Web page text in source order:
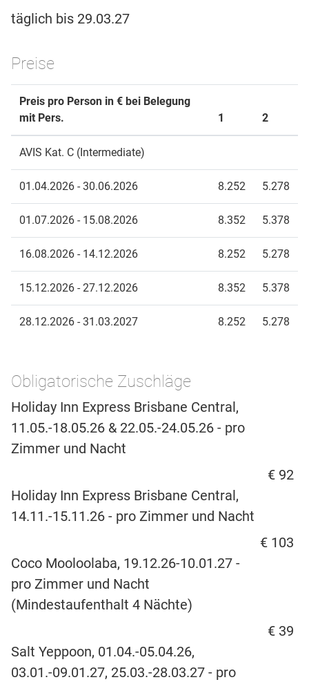
täglich bis 29.03.27
Preise
Preis pro Person in € bei Belegung
mit Pers.
1 2
AVIS Kat. C (Intermediate)
01.04.2026 - 30.06.2026 8.252 5.278
01.07.2026 - 15.08.2026 8.352 5.378
16.08.2026 - 14.12.2026 8.252 5.278
15.12.2026 - 27.12.2026 8.352 5.378
28.12.2026 - 31.03.2027 8.252 5.278
Obligatorische Zuschläge
Holiday Inn Express Brisbane Central,
11.05.-18.05.26 & 22.05.-24.05.26 - pro
Zimmer und Nacht
€ 92
Holiday Inn Express Brisbane Central,
14.11.-15.11.26 - pro Zimmer und Nacht
€ 103
Coco Mooloolaba, 19.12.26-10.01.27 -
pro Zimmer und Nacht
(Mindestaufenthalt 4 Nächte)
€ 39
Salt Yeppoon, 01.04.-05.04.26,
03.01.-09.01.27, 25.03.-28.03.27 - pro